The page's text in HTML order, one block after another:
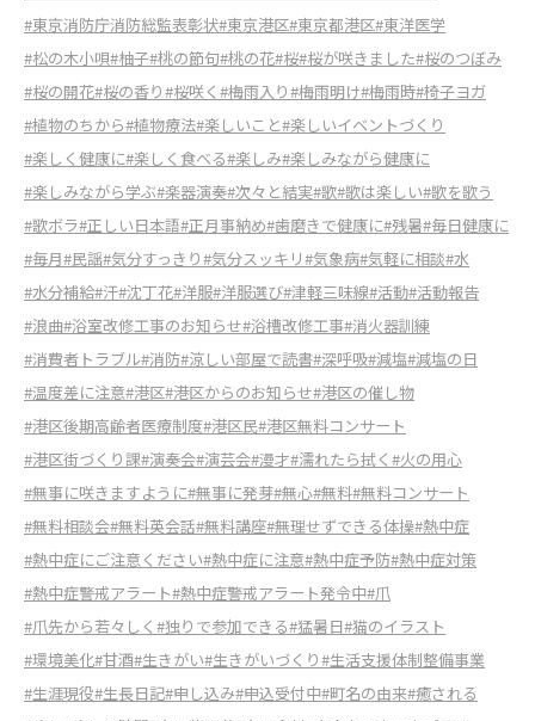
#東京消防庁消防総監表彰状#東京港区#東京都港区#東洋医学
#松の木小唄#柚子#桃の節句#桃の花#桜#桜が咲きました#桜のつぼみ
#桜の開花#桜の香り#桜咲く #梅雨入り#梅雨明け#梅雨時#椅子ヨガ
#植物のちから#植物療法#楽しいこと#楽しいイベントづくり
#楽しく健康に#楽しく食べる#楽しみ#楽しみながら健康に
#楽しみながら学ぶ#楽器演奏#次々と結実#歌#歌は楽しい#歌を歌う
#歌ボラ#正しい日本語#正月事納め#歯磨きで健康に#残暑#毎日健康に
#毎月#民謡#気分すっきり#気分スッキリ#気象病#気軽に相談#水
#水分補給#汗#沈丁花#洋服#洋服選び#津軽三味線#活動#活動報告
#浪曲#浴室改修工事のお知らせ#浴槽改修工事#消火器訓練
#消費者トラブル#消防#涼しい部屋で読書#深呼吸#減塩#減塩の日
#温度差に注意#港区#港区からのお知らせ#港区の催し物
#港区後期高齢者医療制度#港区民#港区無料コンサート
#港区街づくり課#演奏会#演芸会#漫才#濡れたら拭く #火の用心
#無事に咲きますように#無事に発芽#無心#無料#無料コンサート
#無料相談会#無料英会話#無料講座#無理せずできる体操#熱中症
#熱中症にご注意ください#熱中症に注意#熱中症予防#熱中症対策
#熱中症警戒アラート#熱中症警戒アラート発令中#爪
#爪先から若々しく #独りで参加できる#猛暑日#猫のイラスト
#環境美化#甘酒#生きがい#生きがいづくり#生活支援体制整備事業
#生涯現役#生長日記#申し込み#申込受付中#町名の由来#癒される